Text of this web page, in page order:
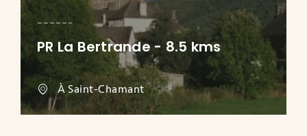
PR La Bertrande - 8.5 kms
À Saint-Chamant